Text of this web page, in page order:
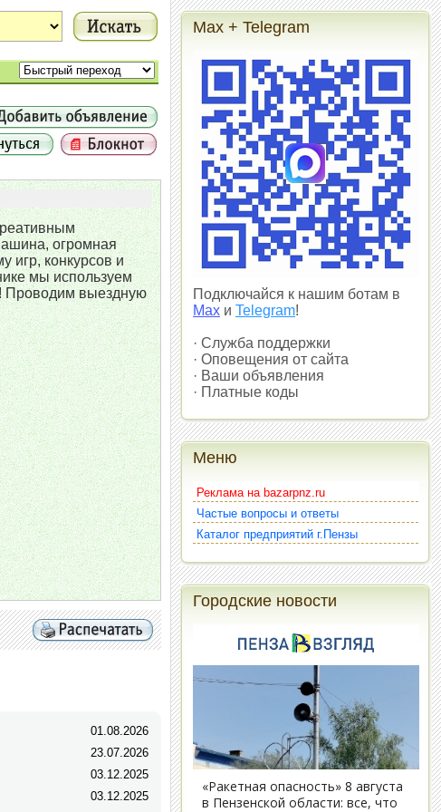
огромная
игр, конкурсов и
мы используем
Проводим выездную
01.08.2026
23.07.2026
03.12.2025
03.12.2025
Max + Telegram
Подключайся к нашим ботам в
Max и Telegram!
· Служба поддержки
· Оповещения от сайта
· Ваши объявления
· Платные коды
Меню
Реклама на bazarpnz.ru
Частые вопросы и ответы
Каталог предприятий г.Пензы
Городские новости